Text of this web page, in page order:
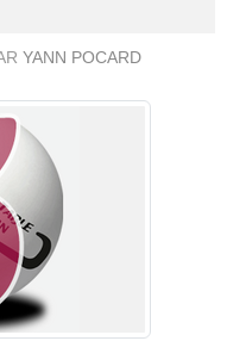
YANN POCARD